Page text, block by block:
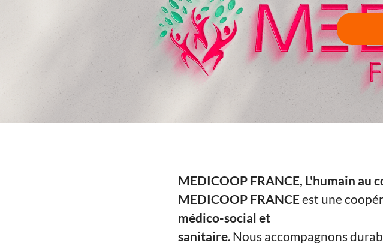
MEDICOOP FRANCE, L'humain au
MEDICOOP FRANCEest une
médico-social et
sanitaire. Nous accompagnons